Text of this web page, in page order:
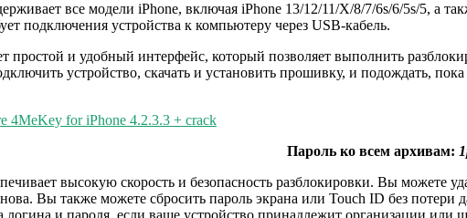
все модели iPhone, включая iPhone 13/12/11/X/8/7/6s/6/5s/5, а
подключения устройства к компьютеру через USB-кабель.
простой и удобный интерфейс, который позволяет выполнить
устройство, скачать и установить прошивку, и подождать,
4MeKey for iPhone 4.2.3.3 + crack
Пароль ко всем архивам:
высокую скорость и безопасность разблокировки. Вы можете
Вы также можете сбросить пароль экрана или Touch ID без